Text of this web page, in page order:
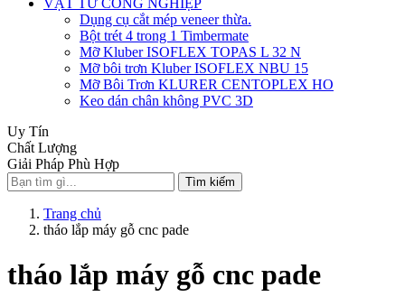
VẬT TƯ CÔNG NGHIỆP
Dụng cụ cắt mép veneer thừa.
Bột trét 4 trong 1 Timbermate
Mỡ Kluber ISOFLEX TOPAS L 32 N
Mỡ bôi trơn Kluber ISOFLEX NBU 15
Mỡ Bôi Trơn KLURER CENTOPLEX HO
Keo dán chân không PVC 3D
Uy Tín
Chất Lượng
Giải Pháp Phù Hợp
Tìm kiếm
Trang chủ
tháo lắp máy gỗ cnc pade
tháo lắp máy gỗ cnc pade